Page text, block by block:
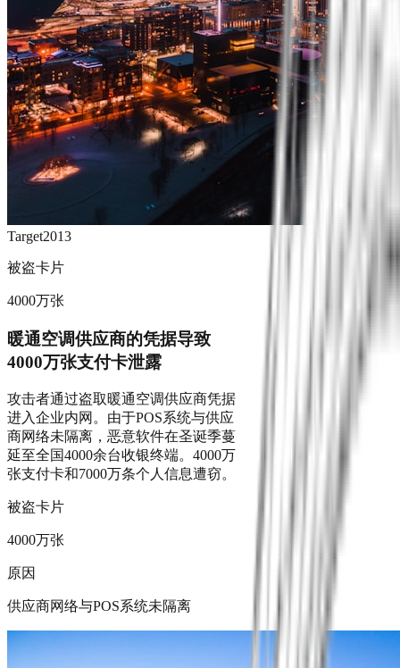
Target2013
被盗卡片
4000万张
暖通空调供应商的凭据导致
4000万张支付卡泄露
攻击者通过盗取暖通空调供应商凭据
进入企业内网。由于POS系统与供应
商网络未隔离，恶意软件在圣诞季蔓
延至全国4000余台收银终端。4000万
张支付卡和7000万条个人信息遭窃。
被盗卡片
4000万张
原因
供应商网络与POS系统未隔离